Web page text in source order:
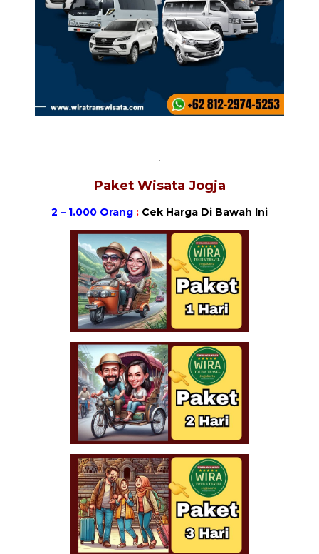
.
Paket Wisata Jogja
2 – 1.000 Orang : Cek Harga Di Bawah Ini